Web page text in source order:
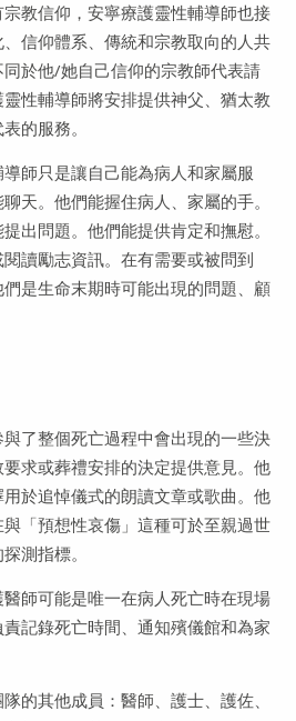
教信仰，安寧療護靈性輔導師也接
信仰體系、傳統和宗教取向的人共
於他/她自己信仰的宗教師代表請
性輔導師將安排提供神父、猶太教
的服務。
師只是讓自己能為病人和家屬服
天。他們能握住病人、家屬的手。
出問題。他們能提供肯定和撫慰。
讀勵志資訊。在有需要或被問到
是生命末期時可能出現的問題、顧
了整個死亡過程中會出現的一些決
求或葬禮安排的決定提供意見。他
於追悼儀式的朗讀文章或歌曲。他
與「預想性哀傷」這種可於至親過世
測指標。
師可能是唯一在病人死亡時在現場
記錄死亡時間、通知殯儀館和為家
的其他成員：醫師、護士、護佐、